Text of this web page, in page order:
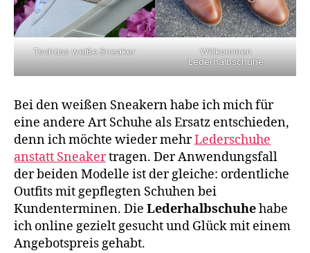
Tschüss weiße Sneaker
Willkommen
Lederhalbschuhe
Bei den weißen Sneakern habe ich mich für
eine andere Art Schuhe als Ersatz entschieden,
denn ich möchte wieder mehrLederschuhe
anstatt Sneakertragen. Der Anwendungsfall
der beiden Modelle ist der gleiche: ordentliche
Outfits mit gepflegten Schuhen bei
Kundenterminen. Die Lederhalbschuhehabe
ich online gezielt gesucht und Glück mit einem
Angebotspreis gehabt.